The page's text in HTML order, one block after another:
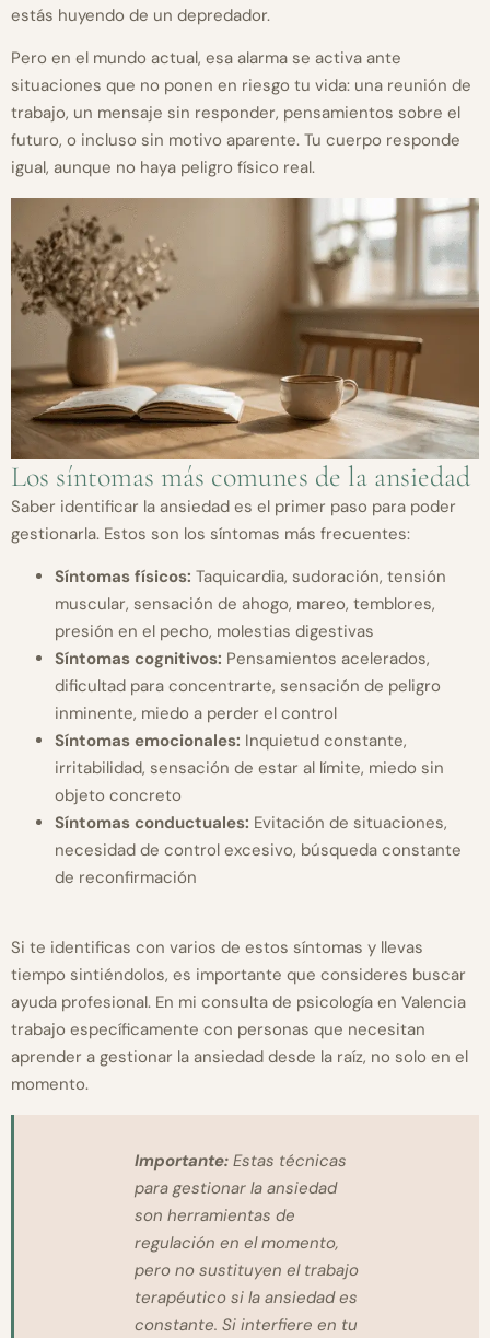
estás huyendo de un depredador.
Pero en el mundo actual, esa alarma se activa ante
situaciones que no ponen en riesgo tu vida: una reunión de
trabajo, un mensaje sin responder, pensamientos sobre el
futuro, o incluso sin motivo aparente. Tu cuerpo responde
igual, aunque no haya peligro físico real.
Los síntomas más comunes de la ansiedad
Saber identificar la ansiedad es el primer paso para poder
gestionarla. Estos son los síntomas más frecuentes:
Síntomas físicos: Taquicardia, sudoración, tensión
muscular, sensación de ahogo, mareo, temblores,
presión en el pecho, molestias digestivas
Síntomas cognitivos: Pensamientos acelerados,
dificultad para concentrarte, sensación de peligro
inminente, miedo a perder el control
Síntomas emocionales: Inquietud constante,
irritabilidad, sensación de estar al límite, miedo sin
objeto concreto
Síntomas conductuales: Evitación de situaciones,
necesidad de control excesivo, búsqueda constante
de reconfirmación
Si te identificas con varios de estos síntomas y llevas
tiempo sintiéndolos, es importante que consideres buscar
ayuda profesional. En mi consulta de psicología en Valencia
trabajo específicamente con personas que necesitan
aprender a gestionar la ansiedad desde la raíz, no solo en el
momento.
Importante: Estas técnicas
para gestionar la ansiedad
son herramientas de
regulación en el momento,
pero no sustituyen el trabajo
terapéutico si la ansiedad es
constante. Si interfiere en tu